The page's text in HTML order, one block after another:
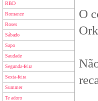
RBD
Romance
Roses
Sábado
Sapo
Saudade
Segunda-feira
Sexta-feira
Summer
Te adoro
O